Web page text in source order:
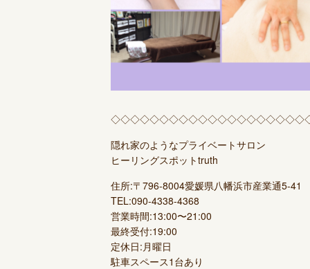
隠れ家のようなプライベートサロン
ヒーリングスポットtruth
住所:〒796-8004愛媛県八幡浜市産業通5-41
TEL:090-4338-4368
営業時間:13:00〜21:00
最終受付:19:00
定休日:月曜日
駐車スペース1台あり